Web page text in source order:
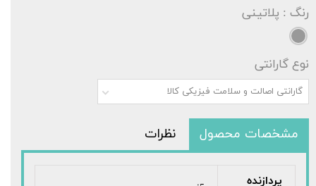
رنگ : پلاتینی
نوع گارانتی
گارانتی اصالت و سلامت فیزیکی کالا
مشخصات محصول نظرات
پردازنده